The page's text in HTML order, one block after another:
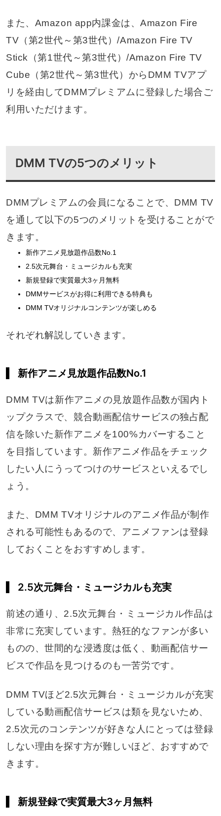
また、Amazon app内課金は、Amazon Fire
TV（第2世代～第3世代）/Amazon Fire TV
Stick（第1世代～第3世代）/Amazon Fire TV
Cube（第2世代～第3世代）からDMM TVアプ
リを経由してDMMプレミアムに登録した場合ご
利用いただけます。
DMM TVの5つのメリット
DMMプレミアムの会員になることで、DMM TV
を通して以下の5つのメリットを受けることがで
きます。
新作アニメ見放題作品数No.1
2.5次元舞台・ミュージカルも充実
新規登録で実質最大3ヶ月無料
DMMサービスがお得に利用できる特典も
DMM TVオリジナルコンテンツが楽しめる
それぞれ解説していきます。
新作アニメ見放題作品数No.1
DMM TVは新作アニメの見放題作品数が国内ト
ップクラスで、競合動画配信サービスの独占配
信を除いた新作アニメを100%カバーすること
を目指しています。新作アニメ作品をチェック
したい人にうってつけのサービスといえるでし
ょう。
また、DMM TVオリジナルのアニメ作品が制作
される可能性もあるので、アニメファンは登録
しておくことをおすすめします。
2.5次元舞台・ミュージカルも充実
前述の通り、2.5次元舞台・ミュージカル作品は
非常に充実しています。熱狂的なファンが多い
ものの、世間的な浸透度は低く、動画配信サー
ビスで作品を見つけるのも一苦労です。
DMM TVほど2.5次元舞台・ミュージカルが充実
している動画配信サービスは類を見ないため、
2.5次元のコンテンツが好きな人にとっては登録
しない理由を探す方が難しいほど、おすすめで
きます。
新規登録で実質最大3ヶ月無料